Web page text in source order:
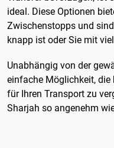
ideal. Diese Optionen
Zwischenstopps und
knapp ist oder Sie mit
Unabhängig von der
einfache Möglichkeit, die
für Ihren Transport zu
Sharjah so angenehm